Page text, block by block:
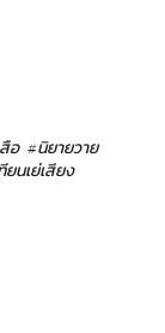
อ #นิยายวาย
ยนเย่เสียง